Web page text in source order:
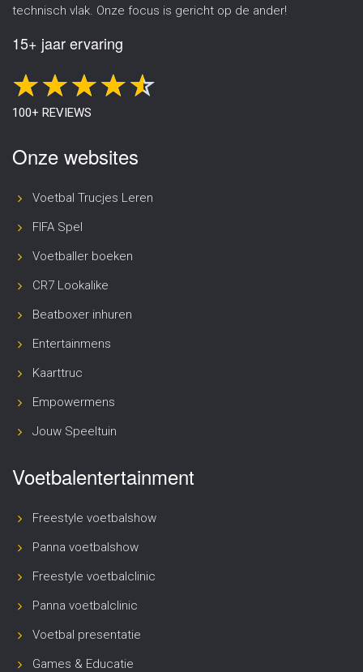
technisch vlak. Onze focus is gericht op de ander!
15+ jaar ervaring
100+ REVIEWS
Onze websites
Voetbal Trucjes Leren
FIFA Spel
Voetballer boeken
CR7 Lookalike
Beatboxer inhuren
Entertainmens
Kaarttruc
Empowermens
Jouw Speeltuin
Voetbalentertainment
Freestyle voetbalshow
Panna voetbalshow
Freestyle voetbalclinic
Panna voetbalclinic
Voetbal presentatie
Games & Educatie